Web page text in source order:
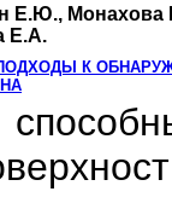
Е.Ю., Монахова
Е.А.
К